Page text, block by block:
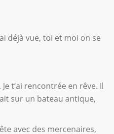
déjà vue, toi et moi on se
t’ai rencontrée en rêve. Il
sur un bateau antique,
avec des mercenaires,